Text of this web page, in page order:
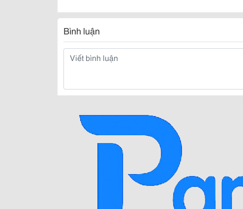
Bình luận